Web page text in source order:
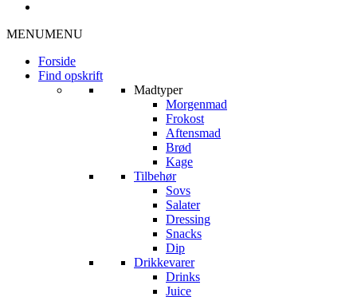
MENUMENU
Forside
Find opskrift
Madtyper
Morgenmad
Frokost
Aftensmad
Brød
Kage
Tilbehør
Sovs
Salater
Dressing
Snacks
Dip
Drikkevarer
Drinks
Juice